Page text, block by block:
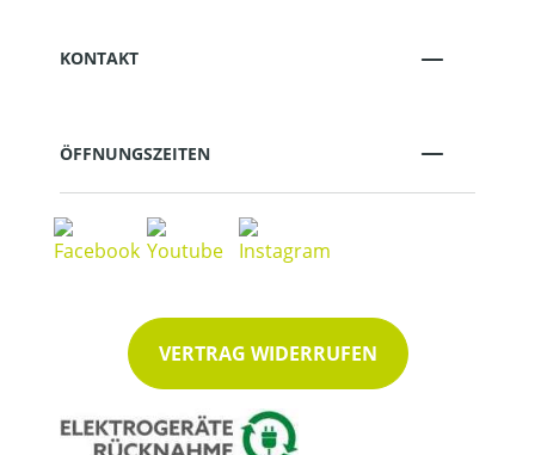
KONTAKT
ÖFFNUNGSZEITEN
VERTRAG WIDERRUFEN